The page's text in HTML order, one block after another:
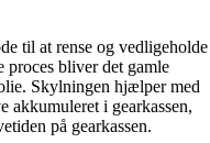
til at rense og vedligeholde
proces bliver det gamle
Skylningen hjælper med
akkumuleret i gearkassen,
på gearkassen.